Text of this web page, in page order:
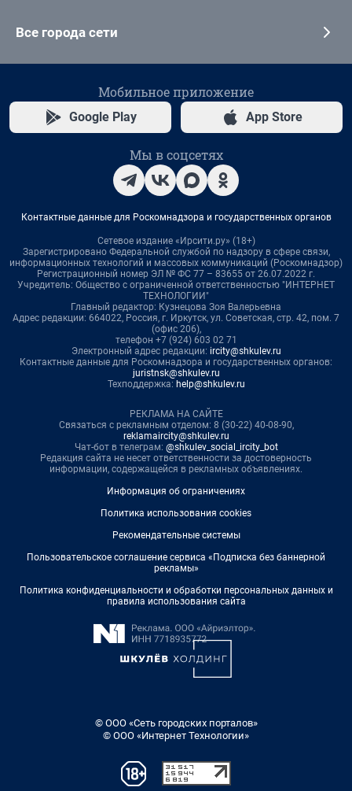
Все города сети
Мобильное приложение
Google Play App Store
Мы в соцсетях
Контактные данные для Роскомнадзора и государственных органов
Сетевое издание «Ирсити.ру» (18+)
Зарегистрировано Федеральной службой по надзору в сфере связи,
информационных технологий и массовых коммуникаций (Роскомнадзор)
Регистрационный номер ЭЛ № ФС 77 – 83655 от 26.07.2022 г.
Учредитель: Общество с ограниченной ответственностью "ИНТЕРНЕТ
ТЕХНОЛОГИИ"
Главный редактор: Кузнецова Зоя Валерьевна
Адрес редакции: 664022, Россия, г. Иркутск, ул. Советская, стр. 42, пом. 7
(офис 206),
телефон +7 (924) 603 02 71
Электронный адрес редакции: ircity@shkulev.ru
Контактные данные для Роскомнадзора и государственных органов:
juristnsk@shkulev.ru
Техподдержка: help@shkulev.ru
РЕКЛАМА НА САЙТЕ
Связаться с рекламным отделом: 8 (30-22) 40-08-90,
reklamaircity@shkulev.ru
Чат-бот в телеграм: @shkulev_social_ircity_bot
Редакция сайта не несет ответственности за достоверность
информации, содержащейся в рекламных объявлениях.
Информация об ограничениях
Политика использования cookies
Рекомендательные системы
Пользовательское соглашение сервиса «Подписка без баннерной
рекламы»
Политика конфиденциальности и обработки персональных данных и
правила использования сайта
© ООО «Сеть городских порталов»
© ООО «Интернет Технологии»